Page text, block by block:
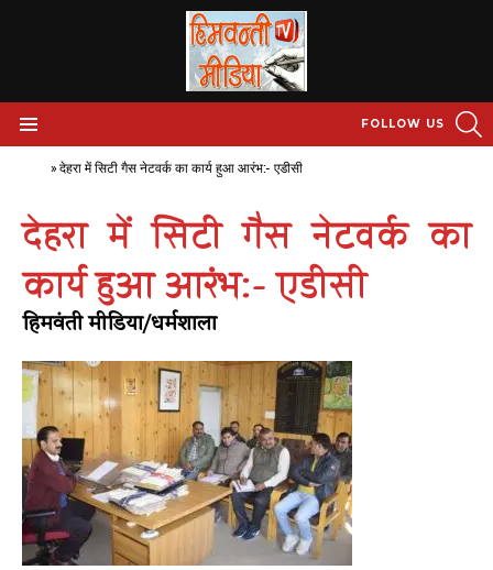
FOLLOW US
» देहरा में सिटी गैस नेटवर्क का कार्य हुआ आरंभ:- एडीसी
देहरा में सिटी गैस नेटवर्क का
कार्य हुआ आरंभ:- एडीसी
हिमवंती मीडिया/धर्मशाला